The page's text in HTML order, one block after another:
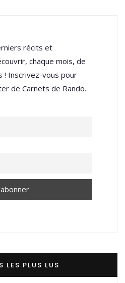
récits et
chaque mois, de
! Inscrivez-vous pour
de Carnets de Rando.
LES PLUS LUS